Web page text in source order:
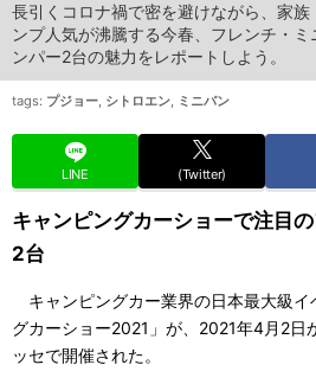
長引くコロナ禍で密を避けながら、家
ンプ人気が沸騰する今春、フレンチ・
ンパー2台の魅力をレポートしよう。
tags: プジョー, シトロエン, ミニバン
LINE (Twitter)
キャンピングカーショーで注目
2台
キャンピングカー業界の日本最大級イ
グカーショー2021」が、2021年4月2日
ッセで開催された。